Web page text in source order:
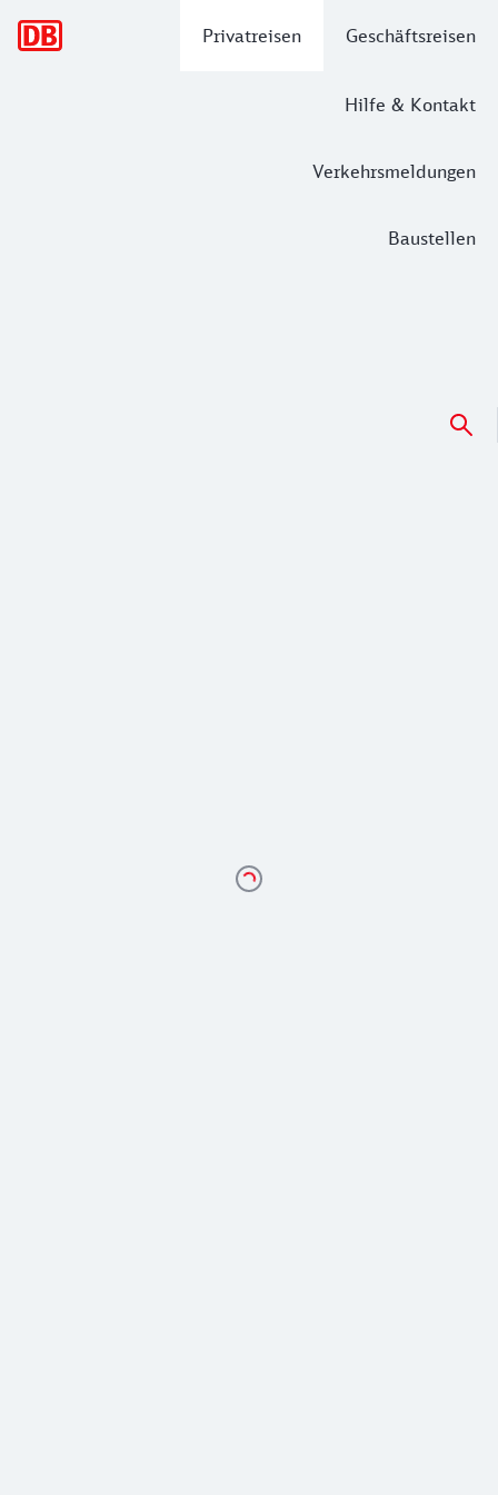
Privatreisen Geschäftsreisen
Hilfe & Kontakt
Verkehrsmeldungen
Baustellen